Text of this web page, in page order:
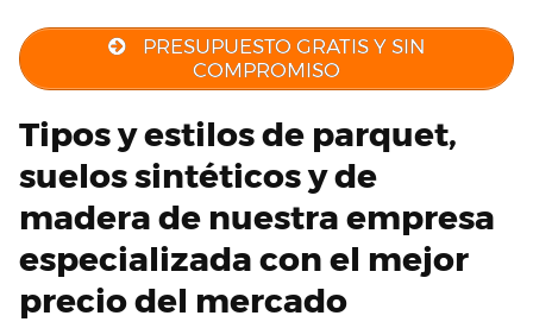
PRESUPUESTO GRATIS Y SIN
COMPROMISO
Tipos y estilos de parquet,
suelos sintéticos y de
madera de nuestra empresa
especializada con el mejor
precio del mercado